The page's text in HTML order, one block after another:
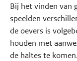
Bij het vinden van
speelden
de oevers is
houden met
de haltes te